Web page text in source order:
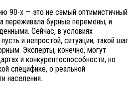
90-х — это не самый оптимистичный
переживала бурные перемены, и
Сейчас, в условиях
и непростой, ситуации, такой шаг
Эксперты, конечно, могут
и конкурентоспособности, но
специфике, о реальной
населения.